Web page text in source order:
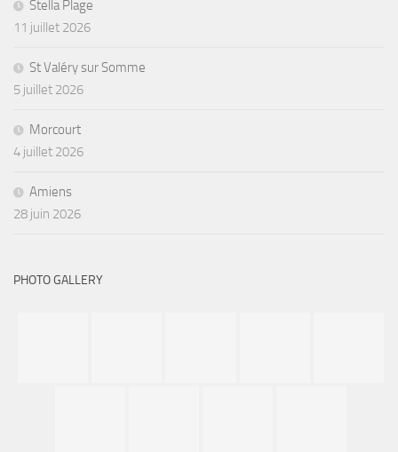
Stella Plage
11 juillet 2026
St Valéry sur Somme
5 juillet 2026
Morcourt
4 juillet 2026
Amiens
28 juin 2026
PHOTO GALLERY